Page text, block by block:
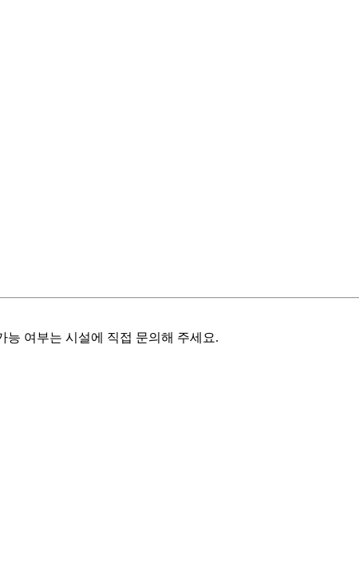
능 여부는 시설에 직접 문의해 주세요.